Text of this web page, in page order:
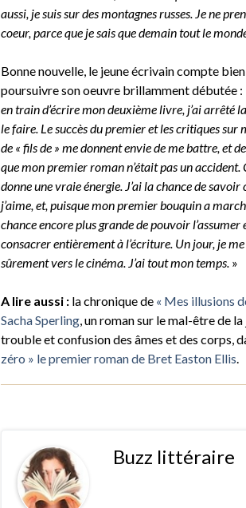
aussi, je suis sur des montagnes russes. Je ne
coeur, parce que je sais que demain tout le
Bonne nouvelle, le jeune écrivain compte bien
poursuivre son oeuvre brillamment débutée :
en train d’écrire mon deuxième livre, j’ai arrêté
le faire. Le succès du premier et les critiques sur
de « fils de » me donnent envie de me battre, et
que mon premier roman n’était pas un accident.
donne une vraie énergie. J’ai la chance de savoir
j’aime, et, puisque mon premier bouquin a
chance encore plus grande de pouvoir l’assumer
consacrer entièrement à l’écriture. Un jour, je
sûrement vers le cinéma. J’ai tout mon temps.»
A lire aussi :la chronique de « Mes illusions
Sacha Sperling, un roman sur le mal-être de
trouble et confusion des âmes et des corps,
zéro » le premier roman de Bret Easton Ellis.
Buzz littéraire